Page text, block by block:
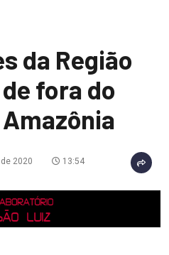
da Região
fora do
2020 13:54